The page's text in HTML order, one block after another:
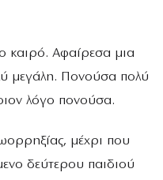
καιρό. Αφαίρεσα μια
μεγάλη. Πονούσα πολύ
λόγο πονούσα.
μέχρι που
δεύτερου παιδιού